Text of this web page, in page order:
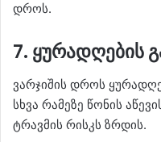
დროს.
7. ყურადღების
ვარჯიშის დროს
სხვა რამეზე წონის
ტრავმის რისკს ზრდის.